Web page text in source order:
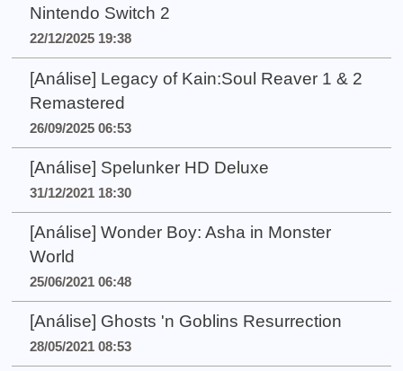
Nintendo Switch 2
22/12/2025 19:38
[Análise] Legacy of Kain:Soul Reaver 1 & 2
Remastered
26/09/2025 06:53
[Análise] Spelunker HD Deluxe
31/12/2021 18:30
[Análise] Wonder Boy: Asha in Monster
World
25/06/2021 06:48
[Análise] Ghosts 'n Goblins Resurrection
28/05/2021 08:53